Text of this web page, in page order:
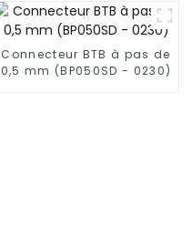
- 0540)
Connecteur BTB à pas de
0,5 mm (BP050SD - 0230)